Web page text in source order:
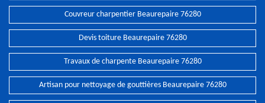
Couvreur charpentier Beaurepaire 76280
Devis toiture Beaurepaire 76280
Travaux de charpente Beaurepaire 76280
Artisan pour nettoyage de gouttières Beaurepaire 76280